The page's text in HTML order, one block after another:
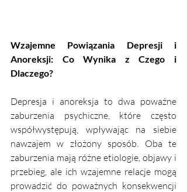
Wzajemne Powiązania Depresji i
Anoreksji: Co Wynika z Czego i
Dlaczego?
Depresja i anoreksja to dwa poważne
zaburzenia psychiczne, które często
współwystępują, wpływając na siebie
nawzajem w złożony sposób. Oba te
zaburzenia mają różne etiologie, objawy i
przebieg, ale ich wzajemne relacje mogą
prowadzić do poważnych konsekwencji